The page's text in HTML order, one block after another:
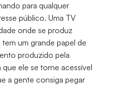
para qualquer
público. Uma TV
onde se produz
um grande papel de
produzido pela
ele se torne acessível
a gente consiga pegar